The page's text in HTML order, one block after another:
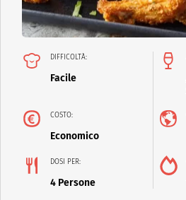
DIFFICOLTÀ:
Facile
COSTO:
Economico
DOSI PER:
4 Persone